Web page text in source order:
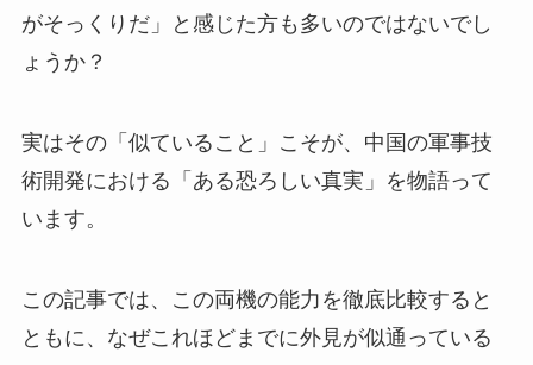
がそっくりだ」と感じた方も多いのではないでし
ょうか？
実はその「似ていること」こそが、中国の軍事技
術開発における「ある恐ろしい真実」を物語って
います。
この記事では、この両機の能力を徹底比較すると
ともに、なぜこれほどまでに外見が似通っている